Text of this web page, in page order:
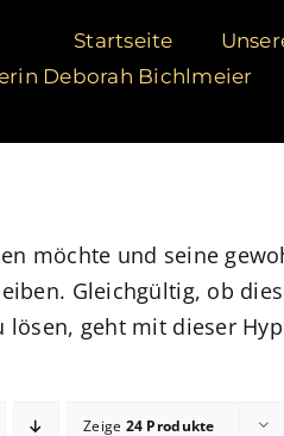
Startseite
Deborah Bichlmeier
möchte und seine
Gleichgültig, ob
lösen, geht mit dieser
Zeige 24 Produkte